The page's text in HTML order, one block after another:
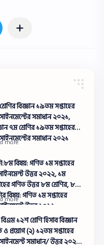
বিজ্ঞান ১৯তম সপ্তাহের
সমাধান ২০২১,
৭ম শ্রেণির ১৯তম সপ্তাহের
সমাধান ২০২১
বিষয়: গণিত ১ম সপ্তাহের
উত্তর ২০২২, ১ম
গণিত উত্তর ৮ম শ্রেণির, ৮ম
বিষয়: গণিত ১ম সপ্তাহের
উত্তর ২০২২
১২শ শ্রেণি হিসাব বিজ্ঞান
ও প্রয়োগ (২) ১২তম সপ্তাহের
সমাধান/ উত্তর ২০২১,